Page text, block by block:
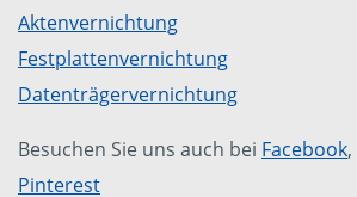
Aktenvernichtung
Festplattenvernichtung
Datenträgervernichtung
Besuchen Sie uns auch bei Facebook,
Pinterest